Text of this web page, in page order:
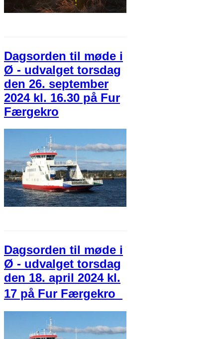
Dagsorden til møde i
Ø - udvalget torsdag
den 26. september
2024 kl. 16.30 på Fur
Færgekro
Dagsorden til møde i
Ø - udvalget torsdag
den 18. april 2024 kl.
17 på Fur Færgekro